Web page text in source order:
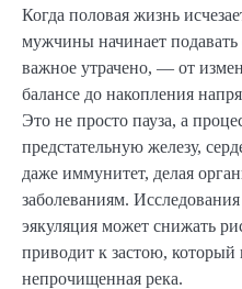
Когда половая жизнь
мужчины начинает
важное утрачено, — от
балансе до накопления
Это не просто пауза, а
предстательную железу,
даже иммунитет, делая
заболеваниям.
эякуляция может снижать
приводит к застою, который
непрочищенная река.